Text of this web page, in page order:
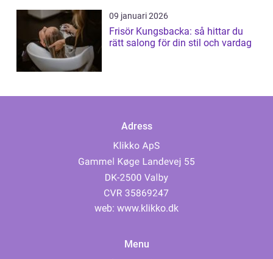
09 januari 2026
Frisör Kungsbacka: så hittar du
rätt salong för din stil och vardag
Adress
web: www.klikko.dk
Menu